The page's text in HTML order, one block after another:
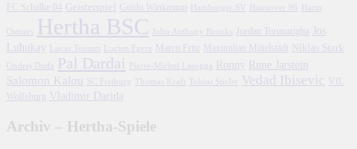
FC Schalke 04 Geisterspiel Guido Winkmann Hamburger SV
Hertha BSC Jordan Torunarigha
Jos
Luhukay
Marco Fritz Maximilian Mittelstädt Niklas Stark
Pal Dardai Pierre-Michel Lasogga Ronny Rune Jarstein
Salomon Kalou SC Freiburg Tobias Stieler Vedad Ibisevic
VfL
Wolfsburg Vladimir Darida
Archiv – Hertha-Spiele